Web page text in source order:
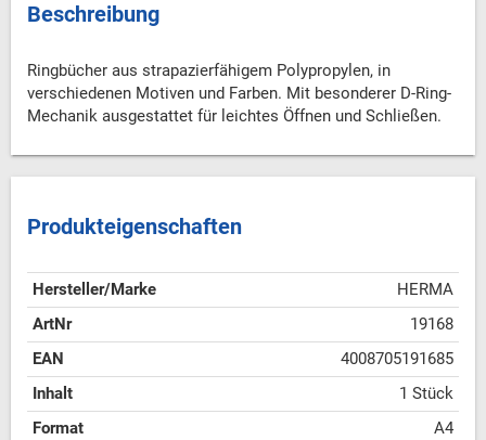
Beschreibung
Ringbücher aus strapazierfähigem Polypropylen, in
verschiedenen Motiven und Farben. Mit besonderer D-Ring-
Mechanik ausgestattet für leichtes Öffnen und Schließen.
Produkteigenschaften
Hersteller/Marke
HERMA
ArtNr
19168
EAN
4008705191685
Inhalt
1 Stück
Format
A4